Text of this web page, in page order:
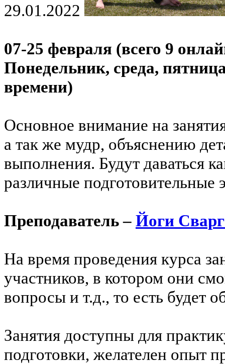
29.01.2022
07-25 февраля (всего 9
Понедельник, среда,
времени)
Основное внимание на
а так же мудр, объяснению
выполнения. Будут даваться
различные подготовительные
Преподаватель – Йоги
На время проведения курса
участников, в котором они
вопросы и т.д., то есть будет
Занятия доступны для
подготовки, желателен опыт